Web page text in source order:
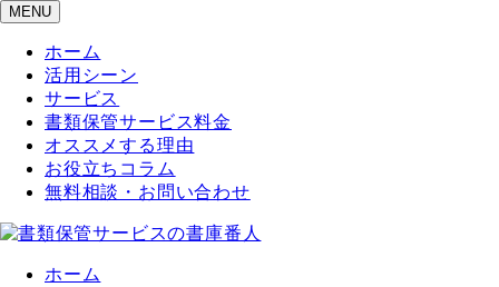
MENU
ホーム
活用シーン
サービス
書類保管サービス料金
オススメする理由
お役立ちコラム
無料相談・お問い合わせ
ホーム